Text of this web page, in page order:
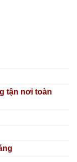
tận nơi toàn